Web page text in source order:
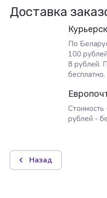
Доставка
По
100
8 рублей.
бесплатно.
рублей -
Назад